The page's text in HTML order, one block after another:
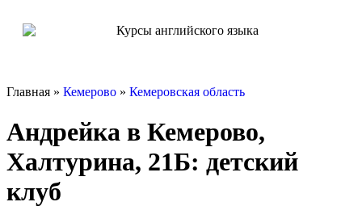
Главная » Кемерово » Кемеровская область
Андрейка в Кемерово,
Халтурина, 21Б: детский
клуб